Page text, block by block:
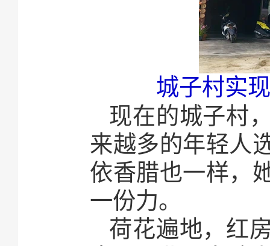
城子村实
现在的城子村
来越多的年轻人
依香腊也一样，
一份力。
荷花遍地，红